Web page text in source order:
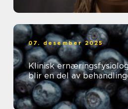
07. desember 2025
Klinisk
blir en del av